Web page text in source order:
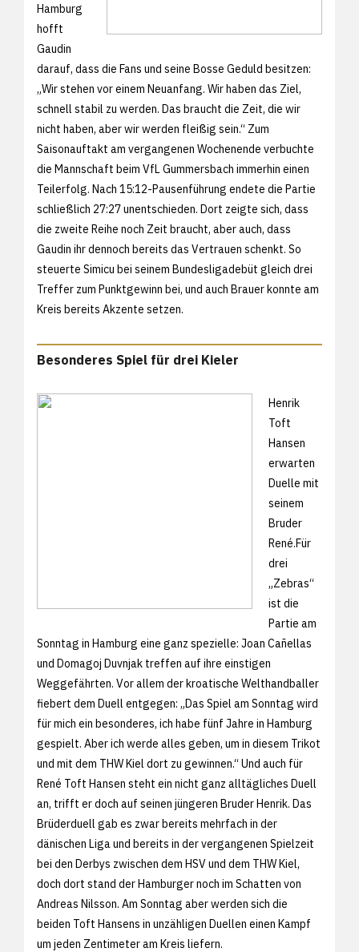
Hamburg
hofft
Gaudin
darauf, dass die Fans und seine Bosse Geduld besitzen:
„Wir stehen vor einem Neuanfang. Wir haben das Ziel,
schnell stabil zu werden. Das braucht die Zeit, die wir
nicht haben, aber wir werden fleißig sein.“ Zum
Saisonauftakt am vergangenen Wochenende verbuchte
die Mannschaft beim VfL Gummersbach immerhin einen
Teilerfolg. Nach 15:12-Pausenführung endete die Partie
schließlich 27:27 unentschieden. Dort zeigte sich, dass
die zweite Reihe noch Zeit braucht, aber auch, dass
Gaudin ihr dennoch bereits das Vertrauen schenkt. So
steuerte Simicu bei seinem Bundesligadebüt gleich drei
Treffer zum Punktgewinn bei, und auch Brauer konnte am
Kreis bereits Akzente setzen.
Besonderes Spiel für drei Kieler
Henrik
Toft
Hansen
erwarten
Duelle mit
seinem
Bruder
René.Für
drei
„Zebras“
ist die
Partie am
Sonntag in Hamburg eine ganz spezielle: Joan Cañellas
und Domagoj Duvnjak treffen auf ihre einstigen
Weggefährten. Vor allem der kroatische Welthandballer
fiebert dem Duell entgegen: „Das Spiel am Sonntag wird
für mich ein besonderes, ich habe fünf Jahre in Hamburg
gespielt. Aber ich werde alles geben, um in diesem Trikot
und mit dem THW Kiel dort zu gewinnen.“ Und auch für
René Toft Hansen steht ein nicht ganz alltägliches Duell
an, trifft er doch auf seinen jüngeren Bruder Henrik. Das
Brüderduell gab es zwar bereits mehrfach in der
dänischen Liga und bereits in der vergangenen Spielzeit
bei den Derbys zwischen dem HSV und dem THW Kiel,
doch dort stand der Hamburger noch im Schatten von
Andreas Nilsson. Am Sonntag aber werden sich die
beiden Toft Hansens in unzähligen Duellen einen Kampf
um jeden Zentimeter am Kreis liefern.